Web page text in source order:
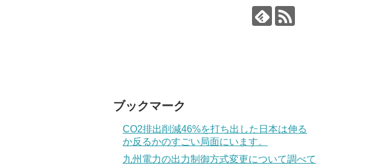
ブックマーク
CO2排出削減46%を打ち出した日本は伸る
か反るかのすごい局面にいます。
九州電力の出力制御方式変更について調べて